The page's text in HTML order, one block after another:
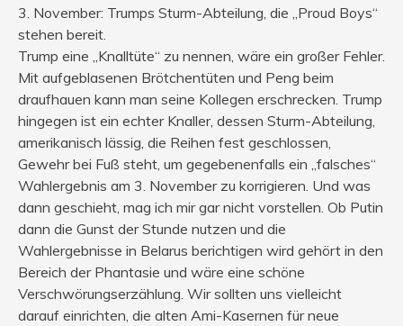
3. November: Trumps Sturm-Abteilung, die „Proud Boys“
stehen bereit.
Trump eine „Knalltüte“ zu nennen, wäre ein großer Fehler.
Mit aufgeblasenen Brötchentüten und Peng beim
draufhauen kann man seine Kollegen erschrecken. Trump
hingegen ist ein echter Knaller, dessen Sturm-Abteilung,
amerikanisch lässig, die Reihen fest geschlossen,
Gewehr bei Fuß steht, um gegebenenfalls ein „falsches“
Wahlergebnis am 3. November zu korrigieren. Und was
dann geschieht, mag ich mir gar nicht vorstellen. Ob Putin
dann die Gunst der Stunde nutzen und die
Wahlergebnisse in Belarus berichtigen wird gehört in den
Bereich der Phantasie und wäre eine schöne
Verschwörungserzählung. Wir sollten uns vielleicht
darauf einrichten, die alten Ami-Kasernen für neue